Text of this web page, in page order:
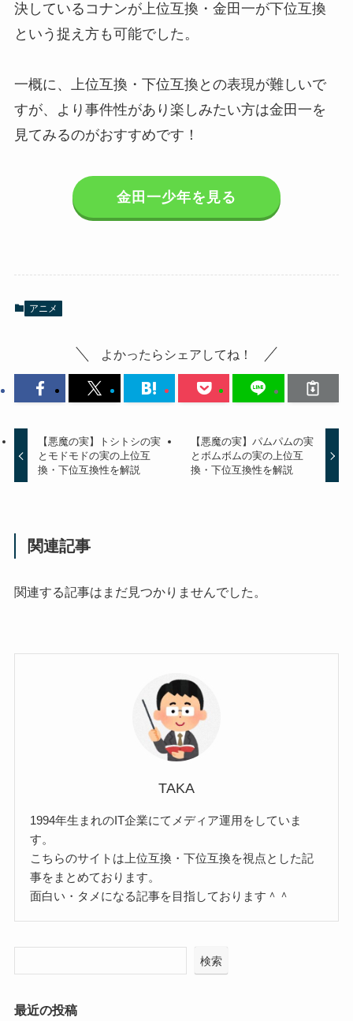
決しているコナンが上位互換・金田一が下位互換
という捉え方も可能でした。
一概に、上位互換・下位互換との表現が難しいで
すが、より事件性があり楽しみたい方は金田一を
見てみるのがおすすめです！
金田一少年を見る
アニメ
よかったらシェアしてね！
【悪魔の実】トシトシの実
とモドモドの実の上位互
換・下位互換性を解説
【悪魔の実】パムパムの実
とボムボムの実の上位互
換・下位互換性を解説
関連記事
関連する記事はまだ見つかりませんでした。
TAKA
1994年生まれのIT企業にてメディア運用をしていま
す。
こちらのサイトは上位互換・下位互換を視点とした記
事をまとめております。
面白い・タメになる記事を目指しております＾＾
検索
最近の投稿